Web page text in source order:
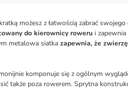
możesz z łatwością zabrać
do kierownicy roweru i
metalowa siatka zapewnia, że
komponuje się z ogólnym
także poza rowerem. Sprytna